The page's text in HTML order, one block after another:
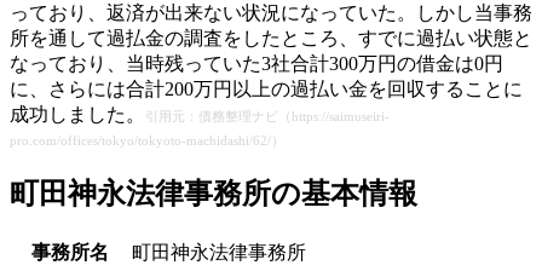
っており、返済が出来ない状況になっていた。しかし当事務
所を通して過払金の調査をしたところ、すでに過払い状態と
なっており、当時残っていた3社合計300万円の借金は0円
に、さらには合計200万円以上の過払い金を回収することに
成功しました。
引用元：債務整理ナビ（https://saimuseiri-
pro.com/offices/tokyo/tokyoto-machidashi/62/）
町田神永法律事務所の基本情報
事務所名
町田神永法律事務所